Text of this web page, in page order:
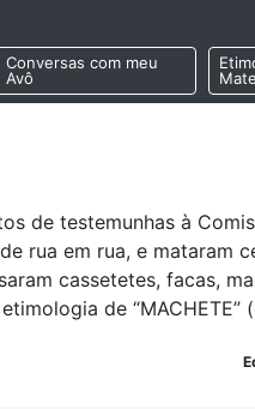
Conversas com meu
Avô
de testemunhas à
rua em rua, e mataram
cassetetes, facas,
de